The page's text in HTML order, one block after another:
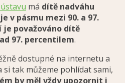
má dítě nadváhu
v pásmu mezi 90. a 97.
je považováno dítě
97. percentilem.
dostupné na internetu a
tak můžeme pohlídat sami,
by měl vždy upozornit i